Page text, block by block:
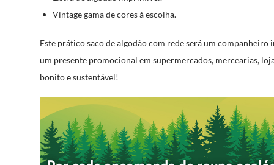
Vintage gama de cores à escolha.
Este prático saco de algodão com rede será um
um presente promocional em supermercados, mercearias,
bonito e sustentável!